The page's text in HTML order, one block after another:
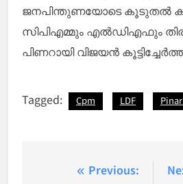
ജനപിന്തുണയോടെ കൂടുതല്‍
സിപിഎമ്മും എല്‍ഡിഎഫും
പിണറായി വിജയൻ
Tagged: Cpm LDF
Previous: